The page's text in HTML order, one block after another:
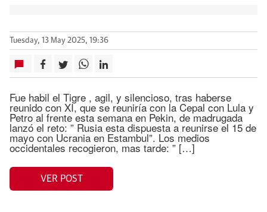
Tuesday, 13 May 2025, 19:36
Fue habil el Tigre , agil, y silencioso, tras haberse
reunido con XI, que se reuniría con la Cepal con Lula y
Petro al frente esta semana en Pekin, de madrugada
lanzó el reto: ” Rusia esta dispuesta a reunirse el 15 de
mayo con Ucrania en Estambul”. Los medios
occidentales recogieron, mas tarde: ” […]
VER POST